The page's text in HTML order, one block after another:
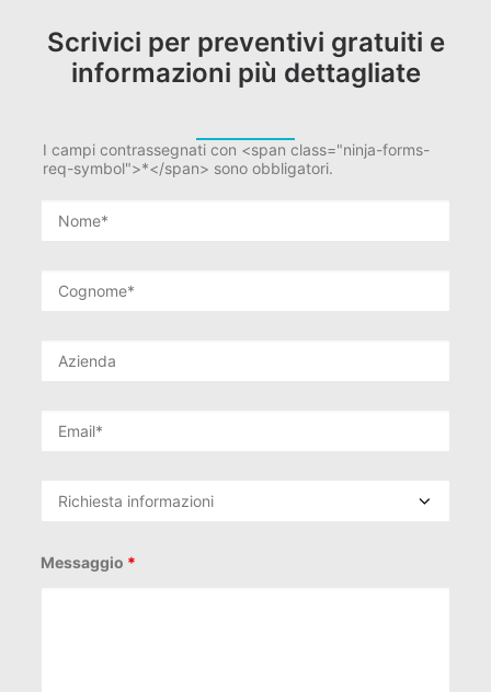
Scrivici per preventivi gratuiti e
informazioni più dettagliate
I campi contrassegnati con <span class="ninja-forms-
req-symbol">*</span> sono obbligatori.
Messaggio *